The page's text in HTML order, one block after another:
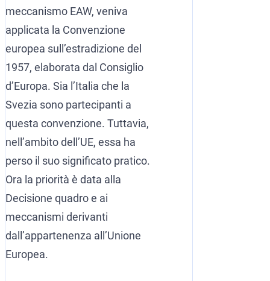
meccanismo EAW, veniva
applicata la Convenzione
europea sull’estradizione del
1957, elaborata dal Consiglio
d’Europa. Sia l’Italia che la
Svezia sono partecipanti a
questa convenzione. Tuttavia,
nell’ambito dell’UE, essa ha
perso il suo significato pratico.
Ora la priorità è data alla
Decisione quadro e ai
meccanismi derivanti
dall’appartenenza all’Unione
Europea.